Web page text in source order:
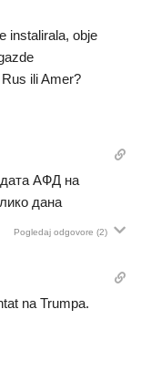
instalirala, obje
ili Amer?
АФД на
дана
Pogledaj odgovore (2)
na Trumpa.